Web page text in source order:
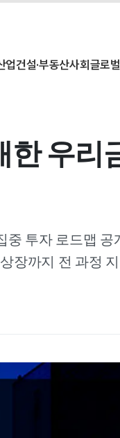
업건설·부동산사회글로벌
우리
중 투자 로드맵 공
장까지 전 과정